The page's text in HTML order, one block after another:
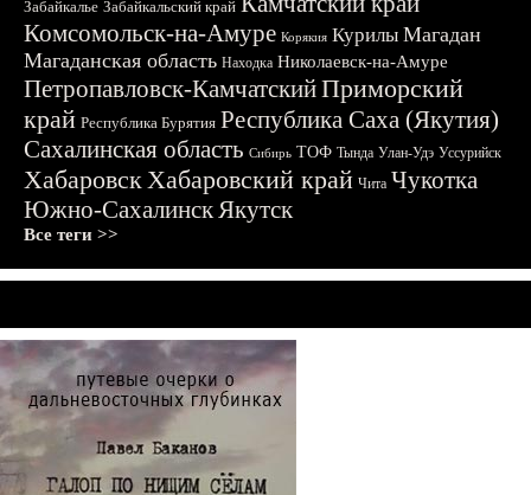
Забайкалье Забайкальский край
Комсомольск-на-Амуре Корякия Курилы Магадан
Магаданская область Находка Николаевск-на-Амуре
Петропавловск-КамчатскийПриморский
край Республика Бурятия Республика Саха (Якутия)
Сахалинская область Сибирь ТОФ Тында Улан-Удэ Уссурийск
ХабаровскХабаровский край Чита Чукотка
Южно-СахалинскЯкутск
Все теги >>